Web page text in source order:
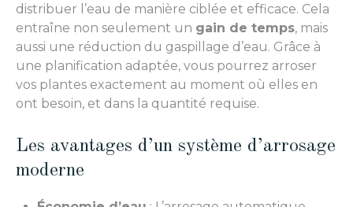
distribuer l’eau de manière ciblée et efficace. Cela
entraîne non seulement un gain de temps, mais
aussi une réduction du gaspillage d’eau. Grâce à
une planification adaptée, vous pourrez arroser
vos plantes exactement au moment où elles en
ont besoin, et dans la quantité requise.
Les avantages d’un système d’arrosage
moderne